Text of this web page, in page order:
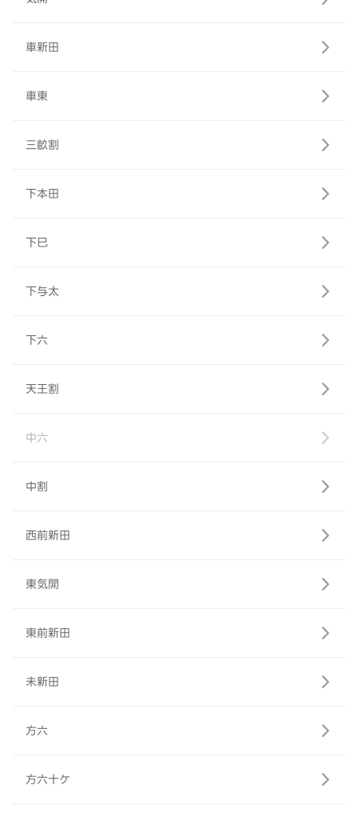
車新田
車東
三畝割
下本田
下巳
下与太
下六
天王割
中六
中割
西前新田
東気開
東前新田
未新田
方六
方六十ケ